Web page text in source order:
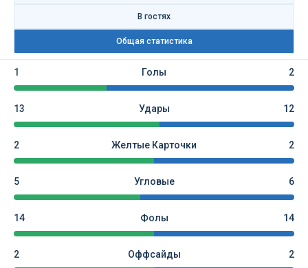
В гостях
Общая статистика
1 Голы 2
13 Удары 12
2 Желтые Карточки 2
5 Угловые 6
14 Фолы 14
2 Оффсайды 2